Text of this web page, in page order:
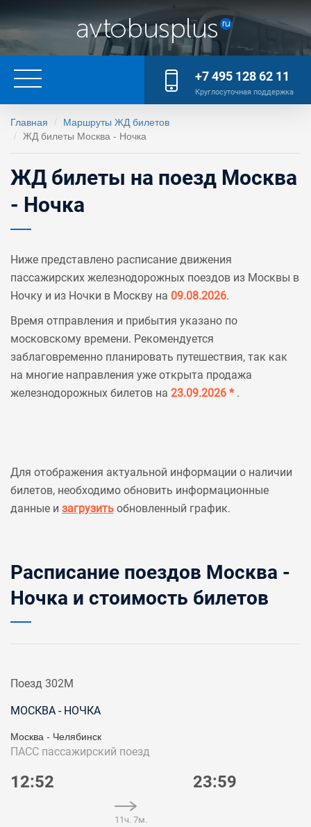
+7 495 128 62 11
Круглосуточная поддержка
Главная
Маршруты ЖД билетов
ЖД билеты Москва - Ночка
ЖД билеты на поезд Москва
- Ночка
Ниже представлено расписание движения
пассажирских железнодорожных поездов из Москвы в
Ночку и из Ночки в Москву на 09.08.2026.
Время отправления и прибытия указано по
московскому времени. Рекомендуется
заблаговременно планировать путешествия, так как
на многие направления уже открыта продажа
железнодорожных билетов на 23.09.2026 * .
Для отображения актуальной информации о наличии
билетов, необходимо обновить информационные
данные и загрузить обновленный график.
Расписание поездов Москва -
Ночка и стоимость билетов
Поезд 302М
МОСКВА - НОЧКА
Москва - Челябинск
ПАСС пассажирский поезд
12:52
11ч. 7м.
23:59